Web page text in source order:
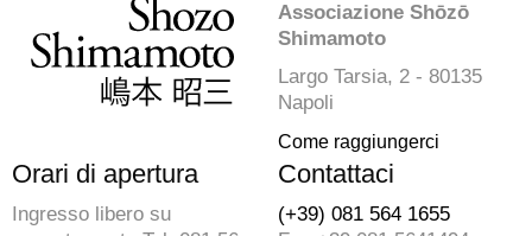
Associazione Shōzō
Shimamoto
Largo Tarsia, 2 - 80135
Napoli
Come raggiungerci
Orari di apertura
Ingresso libero su
Contattaci
(+39) 081 564 1655